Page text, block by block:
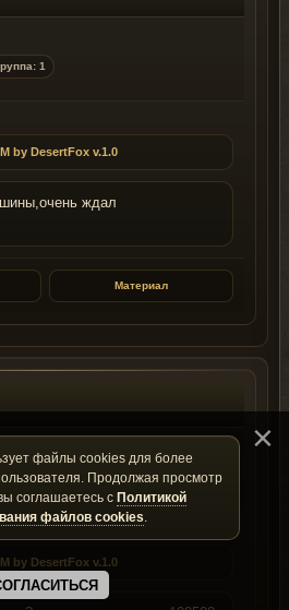
1
by DesertFox v.1.0
ждал
Материал
1
by DesertFox v.1.0
файлы cookies для более
Продолжая просмотр
соглашаетесь с Политикой
файлов cookies.